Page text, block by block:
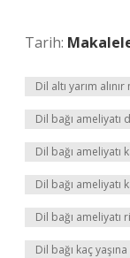
Tarih:
Dil altı yarım alınır
Dil bağı ameliyatı
Dil bağı ameliyatı
Dil bağı ameliyatı
Dil bağı ameliyatı
Dil bağı kaç